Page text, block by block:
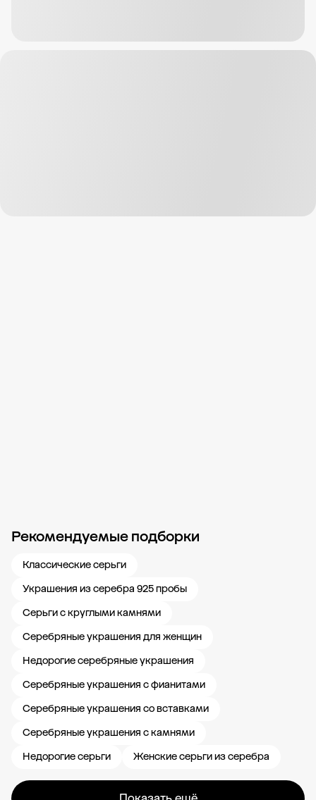
Рекомендуемые подборки
Классические серьги
Украшения из серебра 925 пробы
Серьги с круглыми камнями
Серебряные украшения для женщин
Недорогие серебряные украшения
Серебряные украшения с фианитами
Серебряные украшения со вставками
Серебряные украшения с камнями
Недорогие серьги
Женские серьги из серебра
Новости компании Журнал ЗОЛОТОЙ Блог